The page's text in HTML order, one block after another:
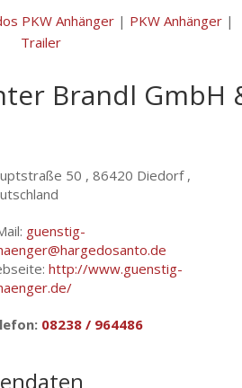
PKW Anhänger | PKW Anhänger |
Trailer
Brandl GmbH
50 ,86420 Diedorf ,
guenstig-
http://www.guenstig-
08238 / 964486